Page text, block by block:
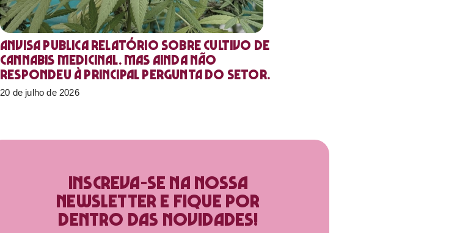
Anvisa publica relatório sobre cultivo de
Cannabis medicinal. Mas ainda não
respondeu à principal pergunta do setor.
20 de julho de 2026
Inscreva-se na nossa
newsletter e fique por
dentro das novidades!​